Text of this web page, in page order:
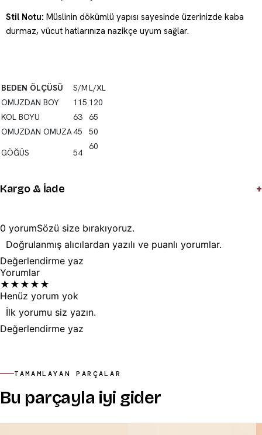
Stil Notu: Müslinin dökümlü yapısı sayesinde üzerinizde kaba
durmaz, vücut hatlarınıza nazikçe uyum sağlar.
BEDEN ÖLÇÜSÜ S/ML/XL
OMUZDAN BOY
115 120
KOL BOYU
63
65
OMUZDAN OMUZA45
50
GÖĞÜS
54
60
Kargo & İade +
0 yorumSözü size bırakıyoruz.
Doğrulanmış alıcılardan yazılı ve puanlı yorumlar.
Değerlendirme yaz
Yorumlar
★ ★ ★ ★ ★
Henüz yorum yok
İlk yorumu siz yazın.
Değerlendirme yaz
TAMAMLAYAN PARÇALAR
Bu parçayla iyi gider